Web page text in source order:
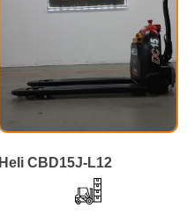
Heli CBD15J-L12